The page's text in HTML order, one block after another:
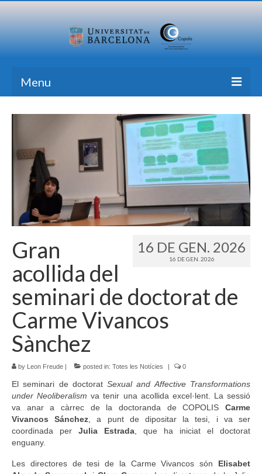
Menu
Inici
Formació
Transferència
Publicacions
Contacte
Idioma:
16 DE GEN. 2026
16 DE GEN. 2026
Gran
acollida del
seminari de doctorat de
Carme Vivancos
Sànchez
by Leon Freude | posted in: Totes les Notícies | 0
El seminari de doctoratSexual and Affective Transformations
under Neoliberalism va tenir una acollida excel·lent. La sessió
va anar a càrrec de la doctoranda de COPOLIS Carme
Vivancos Sánchez , a punt de dipositar la tesi, i va ser
coordinada per Julia Estrada , que ha iniciat el doctorat
enguany.
Les directores de tesi de la Carme Vivancos són Elisabet